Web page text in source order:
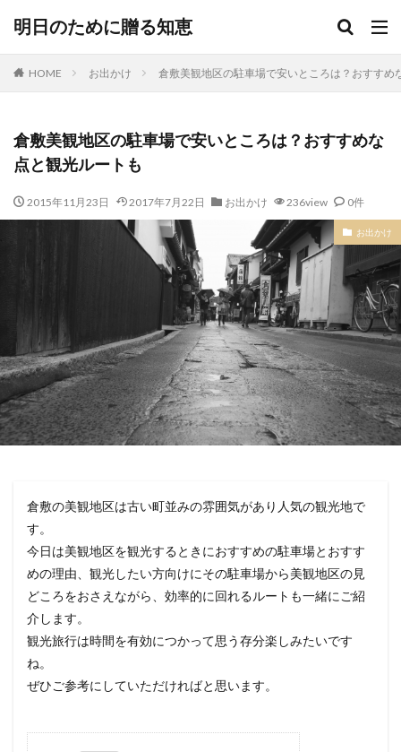
明日のために贈る知恵
HOME お出かけ 倉敷美観地区の駐車場で安いところは？おすすめ
倉敷美観地区の駐車場で安いところは？おすすめな
点と観光ルートも
2015年11月23日 2017年7月22日 お出かけ 236view 0件
お出かけ
倉敷の美観地区は古い町並みの雰囲気があり人気の観光地で
す。
今日は美観地区を観光するときにおすすめの駐車場とおすす
めの理由、観光したい方向けにその駐車場から美観地区の見
どころをおさえながら、効率的に回れるルートも一緒にご紹
介します。
観光旅行は時間を有効につかって思う存分楽しみたいです
ね。
ぜひご参考にしていただければと思います。